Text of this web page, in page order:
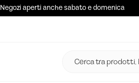
Negozi aperti anche sabato e domenica